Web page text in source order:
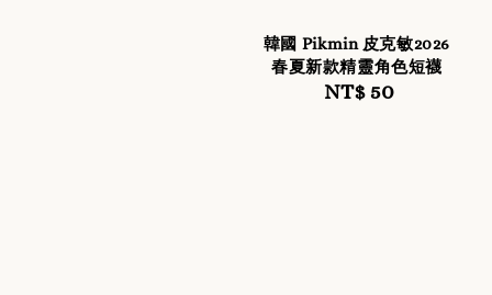
韓國 Pikmin 皮克敏2026
春夏新款精靈角色短襪
Regular
NT$ 50